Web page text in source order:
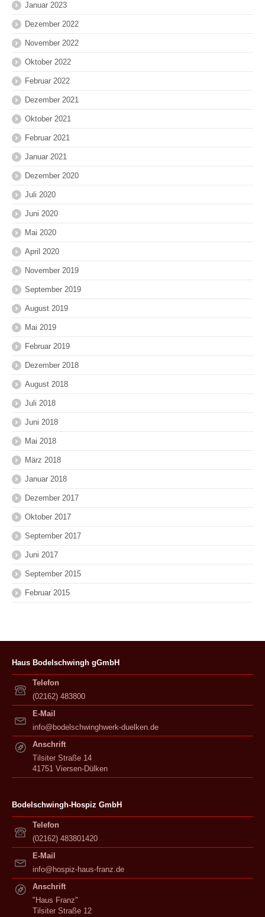
Januar 2023
Dezember 2022
November 2022
Oktober 2022
Februar 2022
Dezember 2021
Oktober 2021
Februar 2021
Januar 2021
Dezember 2020
Juli 2020
Juni 2020
Mai 2020
April 2020
November 2019
September 2019
August 2019
Mai 2019
Februar 2019
Dezember 2018
August 2018
Juli 2018
Juni 2018
Mai 2018
März 2018
Januar 2018
Dezember 2017
Oktober 2017
September 2017
Juni 2017
September 2015
Februar 2015
Haus Bodelschwingh gGmbH
Telefon
(02162) 483800
E-Mail
info@bodelschwinghwerk-duelken.de
Anschrift
Tilsiter Straße 14
41751 Viersen-Dülken
Bodelschwingh-Hospiz GmbH
Telefon
(02162) 483801420
E-Mail
info@hospiz-haus-franz.de
Anschrift
"Haus Franz"
Tilsiter Straße 12